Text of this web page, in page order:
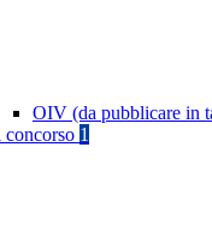
OIV (da pubblicare in
1